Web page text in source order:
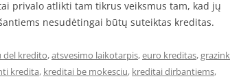
privalo atlikti tam tikrus veiksmus tam, kad jų
nesudėtingai būtų suteiktas kreditas.
del kredito,atsvesimo laikotarpis,euro kreditas,grazink
kredita, kreditai be mokesciu, kreditai dirbantiems,